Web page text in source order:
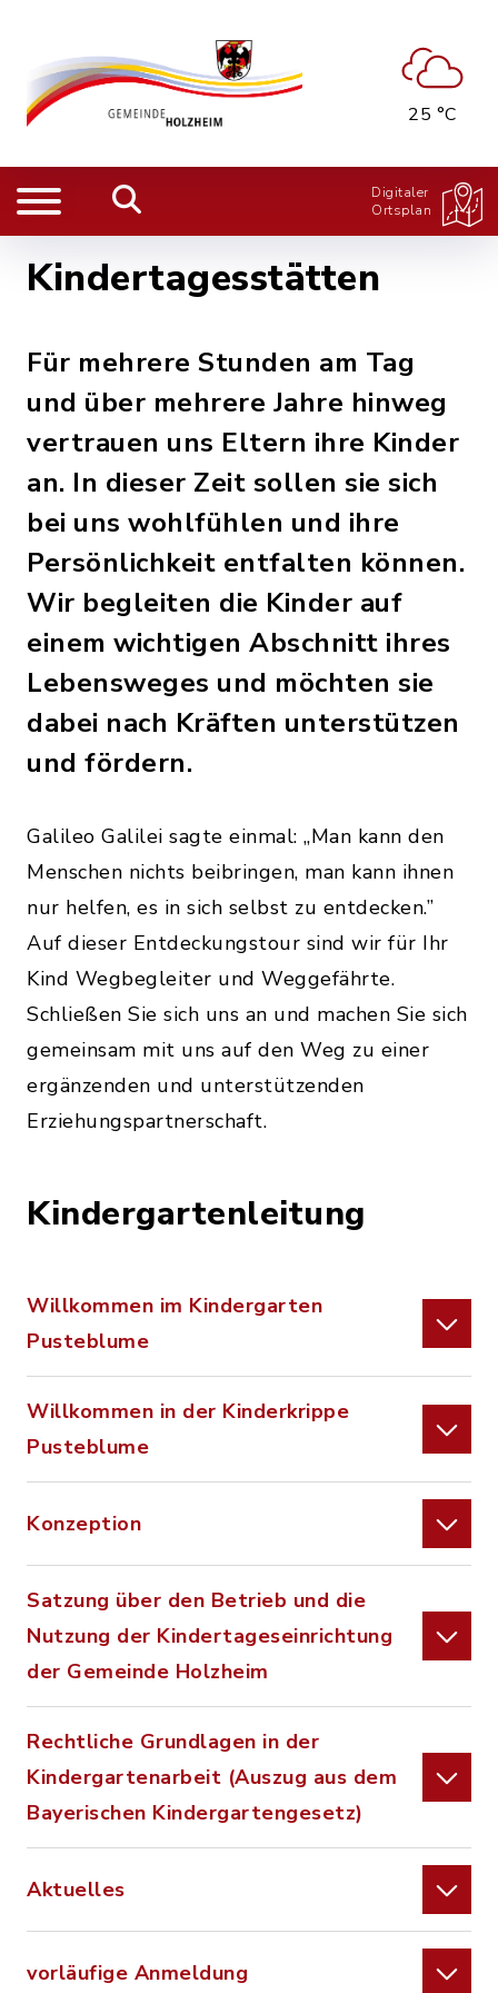
25 °C
Digitaler
Ortsplan
Kindertagesstätten
Für mehrere Stunden am Tag
und über mehrere Jahre hinweg
vertrauen uns Eltern ihre Kinder
an. In dieser Zeit sollen sie sich
bei uns wohlfühlen und ihre
Persönlichkeit entfalten können.
Wir begleiten die Kinder auf
einem wichtigen Abschnitt ihres
Lebensweges und möchten sie
dabei nach Kräften unterstützen
und fördern.
Galileo Galilei sagte einmal: „Man kann den
Menschen nichts beibringen, man kann ihnen
nur helfen, es in sich selbst zu entdecken.”
Auf dieser Entdeckungstour sind wir für Ihr
Kind Wegbegleiter und Weggefährte.
Schließen Sie sich uns an und machen Sie sich
gemeinsam mit uns auf den Weg zu einer
ergänzenden und unterstützenden
Erziehungspartnerschaft.
Kindergartenleitung
Willkommen im Kindergarten
Pusteblume
Willkommen in der Kinderkrippe
Pusteblume
Konzeption
Satzung über den Betrieb und die
Nutzung der Kindertageseinrichtung
der Gemeinde Holzheim
Rechtliche Grundlagen in der
Kindergartenarbeit (Auszug aus dem
Bayerischen Kindergartengesetz)
Aktuelles
vorläufige Anmeldung